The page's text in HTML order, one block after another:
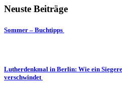
Neuste Beiträge
Sommer – Buchtipps
Lutherdenkmal in Berlin: Wie ein
verschwindet